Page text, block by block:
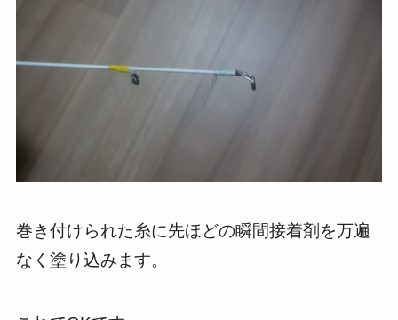
巻き付けられた糸に先ほどの瞬間接着剤を万遍
なく塗り込みます。